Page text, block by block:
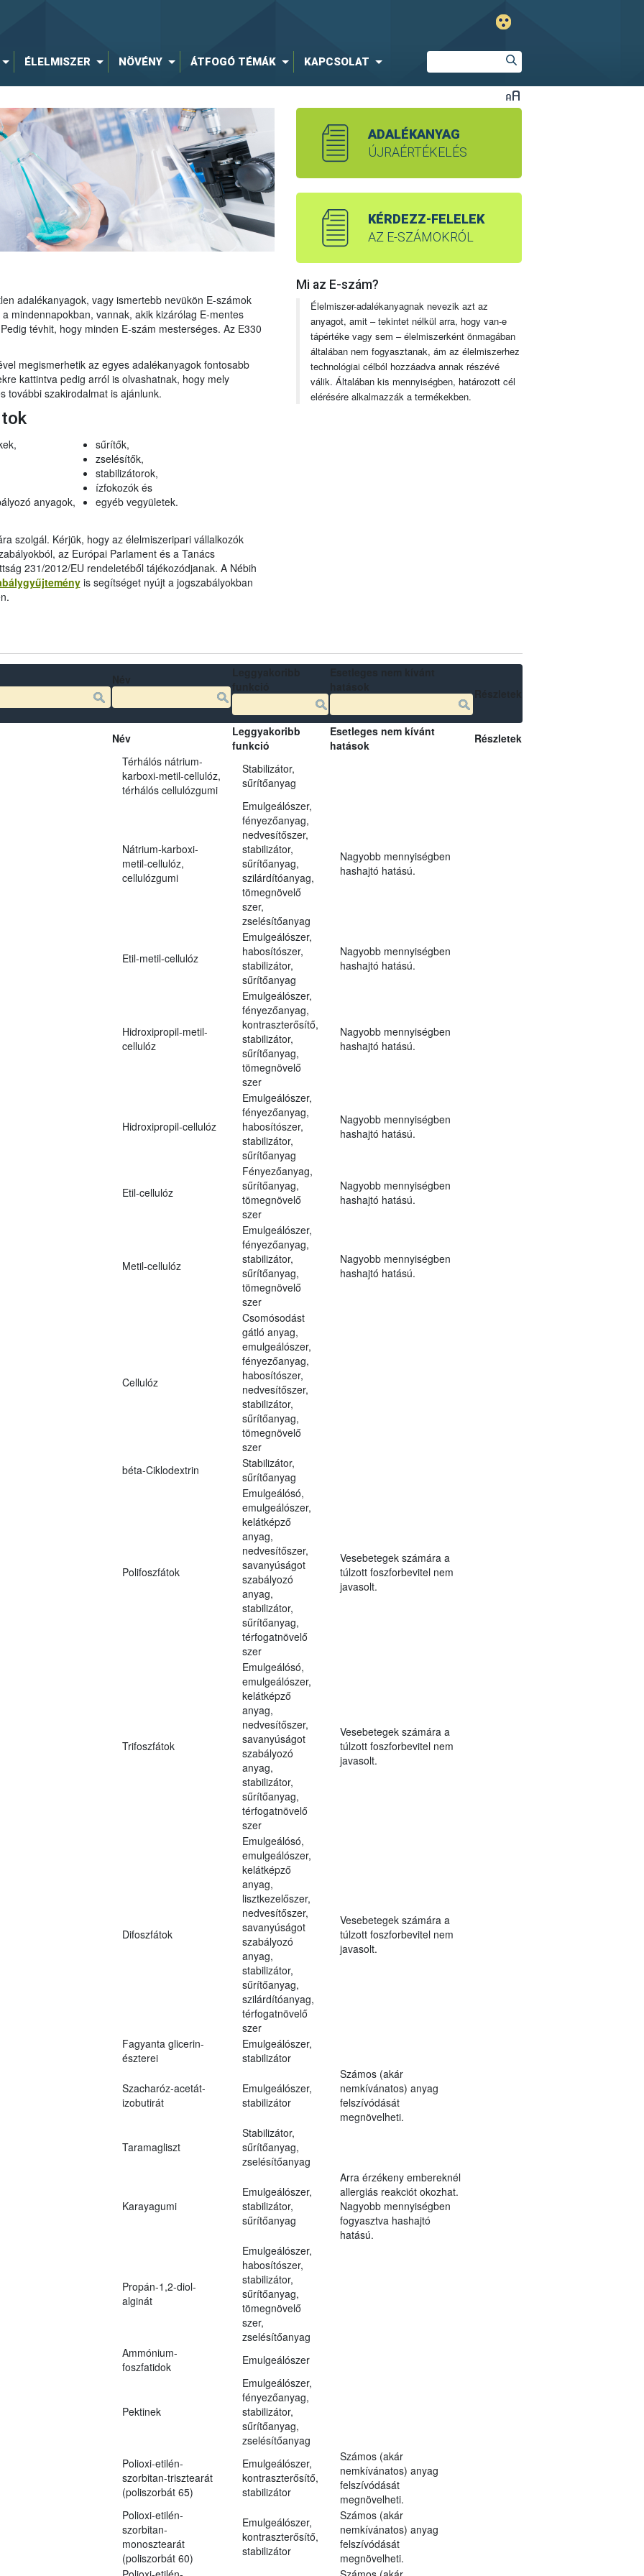
ÉLELMISZER NÖVÉNY ÁTFOGÓ TÉMÁK KAPCSOLAT
adalékanyagok, vagy ismertebb nevükön E-számok
mindennapokban, vannak, akik kizárólag E-mentes
tévhit, hogy minden E-szám mesterséges. Az E330
megismerhetik az egyes adalékanyagok fontosabb
kattintva pedig arról is olvashatnak, hogy mely
további szakirodalmat is ajánlunk.
anyagok,
sűrítők,
zselésítők,
stabilizátorok,
ízfokozók és
egyéb vegyületek.
szolgál. Kérjük, hogy az élelmiszeripari vállalkozók
az Európai Parlament és a Tanács
231/2012/EU rendeletéből tájékozódjanak. A Nébih
is segítséget nyújt a jogszabályokban
ADALÉKANYAG
ÚJRAÉRTÉKELÉS
KÉRDEZZ-FELELEK
AZ E-SZÁMOKRÓL
Mi az E-szám?
Élelmiszer-adalékanyagnak nevezik azt az
anyagot, amit – tekintet nélkül arra, hogy van-e
tápértéke vagy sem – élelmiszerként önmagában
általában nem fogyasztanak, ám az élelmiszerhez
technológiai célból hozzáadva annak részévé
válik. Általában kis mennyiségben, határozott cél
elérésére alkalmazzák a termékekben.
Név
Leggyakoribb
funkció
Esetleges nem kívánt
hatások
Részletek
Térhálós nátrium-
karboxi-metil-cellulóz,
térhálós cellulózgumi
Stabilizátor,
sűrítőanyag
Nátrium-karboxi-
metil-cellulóz,
cellulózgumi
Emulgeálószer,
fényezőanyag,
nedvesítőszer,
stabilizátor,
sűrítőanyag,
szilárdítóanyag,
tömegnövelő
szer,
zselésítőanyag
Nagyobb mennyiségben
hashajtó hatású.
Etil-metil-cellulóz
Emulgeálószer,
habosítószer,
stabilizátor,
sűrítőanyag
Nagyobb mennyiségben
hashajtó hatású.
Hidroxipropil-metil-
cellulóz
Emulgeálószer,
fényezőanyag,
kontraszterősítő,
stabilizátor,
sűrítőanyag,
tömegnövelő
szer
Nagyobb mennyiségben
hashajtó hatású.
Hidroxipropil-cellulóz
Emulgeálószer,
fényezőanyag,
habosítószer,
stabilizátor,
sűrítőanyag
Nagyobb mennyiségben
hashajtó hatású.
Etil-cellulóz
Fényezőanyag,
sűrítőanyag,
tömegnövelő
szer
Nagyobb mennyiségben
hashajtó hatású.
Metil-cellulóz
Emulgeálószer,
fényezőanyag,
stabilizátor,
sűrítőanyag,
tömegnövelő
szer
Nagyobb mennyiségben
hashajtó hatású.
Cellulóz
Csomósodást
gátló anyag,
emulgeálószer,
fényezőanyag,
habosítószer,
nedvesítőszer,
stabilizátor,
sűrítőanyag,
tömegnövelő
szer
béta-Ciklodextrin
Stabilizátor,
sűrítőanyag
Polifoszfátok
Emulgeálósó,
emulgeálószer,
kelátképző
anyag,
nedvesítőszer,
savanyúságot
szabályozó
anyag,
stabilizátor,
sűrítőanyag,
térfogatnövelő
szer
Vesebetegek számára a
túlzott foszforbevitel nem
javasolt.
Trifoszfátok
Emulgeálósó,
emulgeálószer,
kelátképző
anyag,
nedvesítőszer,
savanyúságot
szabályozó
anyag,
stabilizátor,
sűrítőanyag,
térfogatnövelő
szer
Vesebetegek számára a
túlzott foszforbevitel nem
javasolt.
Difoszfátok
Emulgeálósó,
emulgeálószer,
kelátképző
anyag,
lisztkezelőszer,
nedvesítőszer,
savanyúságot
szabályozó
anyag,
stabilizátor,
sűrítőanyag,
szilárdítóanyag,
térfogatnövelő
szer
Vesebetegek számára a
túlzott foszforbevitel nem
javasolt.
Fagyanta glicerin-
észterei
Emulgeálószer,
stabilizátor
Szacharóz-acetát-
izobutirát
Emulgeálószer,
stabilizátor
Számos (akár
nemkívánatos) anyag
felszívódását
megnövelheti.
Taramagliszt
Stabilizátor,
sűrítőanyag,
zselésítőanyag
Karayagumi
Emulgeálószer,
stabilizátor,
sűrítőanyag
Arra érzékeny embereknél
allergiás reakciót okozhat.
Nagyobb mennyiségben
fogyasztva hashajtó
hatású.
Propán-1,2-diol-
alginát
Emulgeálószer,
habosítószer,
stabilizátor,
sűrítőanyag,
tömegnövelő
szer,
zselésítőanyag
Ammónium-
foszfatidok
Emulgeálószer
Pektinek
Emulgeálószer,
fényezőanyag,
stabilizátor,
sűrítőanyag,
zselésítőanyag
Polioxi-etilén-
szorbitan-trisztearát
(poliszorbát 65)
Emulgeálószer,
kontraszterősítő,
stabilizátor
Számos (akár
nemkívánatos) anyag
felszívódását
megnövelheti.
Polioxi-etilén-
szorbitan-
monosztearát
(poliszorbát 60)
Emulgeálószer,
kontraszterősítő,
stabilizátor
Számos (akár
nemkívánatos) anyag
felszívódását
megnövelheti.